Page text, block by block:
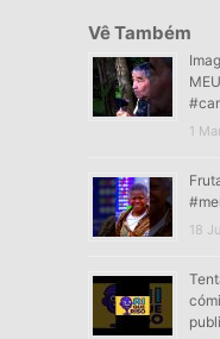
Vê Também
1
18